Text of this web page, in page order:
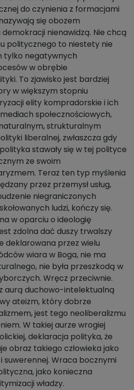
do czynienia z formacjami
się obozem
nienawidzą. Nie chcą
politycznego to niestety nie
tylko negatywnych
w obrębie
To zjawisko jest bardziej
w większym stopniu
elity kompradorskie i ich
społecznościowych,
strukturalnym
liberalnej, zwłaszcza gdy
stawały się w tej polityce
ze swoim
Teraz ten typ myślenia
przez przemysł usług,
niegraniczonych
ludzi, kończy się.
w oparciu o ideologię
zdolna dać duszy trwalszy
deklarowana przez wielu
wiara w Boga, nie ma
nie była przeszkodą w
Wręcz przeciwnie.
aurą duchowo-intelektualną
ateizm, który dobrze
jest tego neoliberalizmu
W takiej aurze wrogiej
deklaracja polityka, że
obraz takiego człowieka jako
suwerennej. Wraca bocznymi
jako konieczna
władzy.